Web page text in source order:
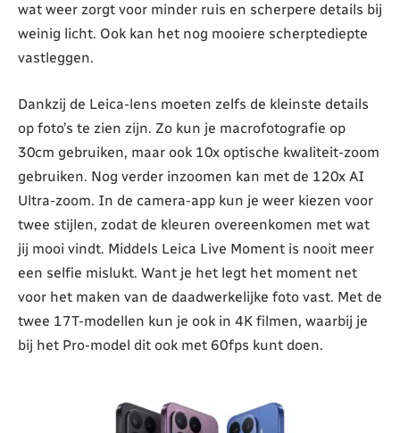
wat weer zorgt voor minder ruis en scherpere details bij
weinig licht. Ook kan het nog mooiere scherptediepte
vastleggen.
Dankzij de Leica-lens moeten zelfs de kleinste details
op foto’s te zien zijn. Zo kun je macrofotografie op
30cm gebruiken, maar ook 10x optische kwaliteit-zoom
gebruiken. Nog verder inzoomen kan met de 120x AI
Ultra-zoom. In de camera-app kun je weer kiezen voor
twee stijlen, zodat de kleuren overeenkomen met wat
jij mooi vindt. Middels Leica Live Moment is nooit meer
een selfie mislukt. Want je het legt het moment net
voor het maken van de daadwerkelijke foto vast. Met de
twee 17T-modellen kun je ook in 4K filmen, waarbij je
bij het Pro-model dit ook met 60fps kunt doen.